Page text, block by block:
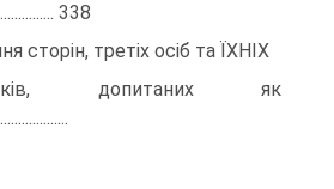
338
сторін, третіх осіб та ЇХНІХ
допитаних як